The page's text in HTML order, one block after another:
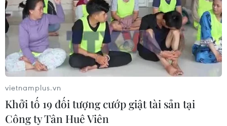
vietnamplus.vn
Khởi tố 19 đối tượng cướp giật tài sản tại
Công ty Tân Huê Viên